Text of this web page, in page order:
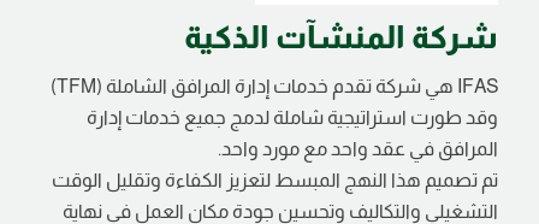
شركة المنشآت الذكية
IFAS
هي شركة تقدم خدمات إدارة المرافق الشاملة (TFM)
وقد طورت استراتيجية شاملة لدمج جميع خدمات إدارة
المرافق في عقد واحد مع مورد واحد.
تم تصميم هذا النهج المبسط لتعزيز الكفاءة وتقليل الوقت
التشغيلي والتكاليف وتحسين جودة مكان العمل في نهاية